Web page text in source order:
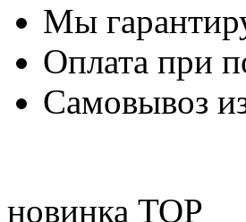
Мы
Оплата при
Самовывоз
новинка TOP